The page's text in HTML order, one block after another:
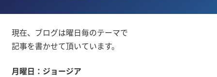
現在、ブログは曜日毎のテーマで
記事を書かせて頂いています。
月曜日：ジョージア